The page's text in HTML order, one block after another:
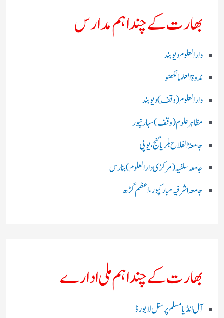
بھارت کے چند اہم مدارس
دارالعلوم دیوبند
ندوۃالعلما لکھنو
دارالعلوم (وقف)دیوبند
مظاہرعلوم (وقف)سہارنپور
جامعۃ الفلاح بلریاگنج،یوپی
جامعہ سلفیہ(مرکزی دارالعلوم )بنارس
جامعہ اشرفیہ مبارکپور،اعظم گڑھ
بھارت کے چند اہم ملی ادارے
آل انڈیا مسلم پرسنل لا بورڈ